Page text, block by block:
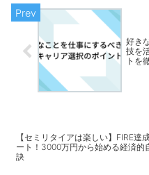
ていますので、ぜひ最後までお
好き
技を
トを
【セミリタイアは楽しい】FIRE達
ート！3000万円から始める経済的
訣